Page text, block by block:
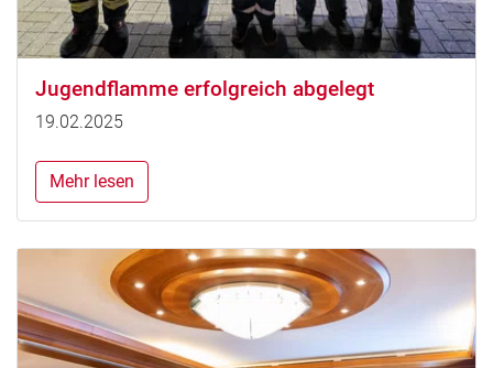
Jugendflamme erfolgreich abgelegt
19.02.2025
Mehr lesen